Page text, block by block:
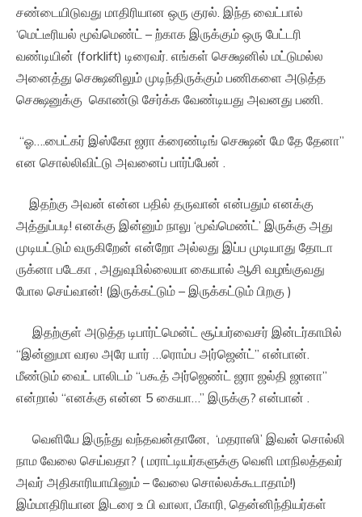
சண்டையிடுவது மாதிரியான ஒரு குரல். இந்த வைட்பால்
‘மெட்டீரியல் மூவ்மெண்ட் – ற்காக இருக்கும் ஒரு பேட்டரி
வண்டியின் (forklift) டிரைவர். எங்கள் செக்ஷனில் மட்டுமல்ல
அனைத்து செக்ஷனிலும் முடிந்திருக்கும் பணிகளை அடுத்த
செக்ஷனுக்கு கொண்டு சேர்க்க வேண்டியது அவனது பணி.
“ஓ….பைட்கர் இஸ்கோ ஜரா க்ரைண்டிங் செக்ஷன் மே தே தேனா”
என சொல்லிவிட்டு அவனைப் பார்ப்பேன் .
இதற்கு அவன் என்ன பதில் தருவான் என்பதும் எனக்கு
அத்துப்படி! எனக்கு இன்னும் நாலு ‘மூவ்மெண்ட்’ இருக்கு அது
முடியட்டும் வருகிறேன் என்றோ அல்லது இப்ப முடியாது தோடா
ருக்னா படேகா , அதுவுமில்லையா கையால் ஆசி வழங்குவது
போல செய்வான்! (இருக்கட்டும் – இருக்கட்டும் பிறகு )
இதற்குள் அடுத்த டிபார்ட்மென்ட் சூப்பர்வைசர் இன்டர்காமில்
“இன்னுமா வரல அரே யார் …ரொம்ப அர்ஜென்ட்” என்பான்.
மீண்டும் வைட் பாலிடம் “பகூத் அர்ஜெண்ட் ஜரா ஜல்தி ஜானா”
என்றால் “எனக்கு என்ன 5 கையா…” இருக்கு? என்பான் .
வெளியே இருந்து வந்தவன்தானே, ‘மதராஸி’ இவன் சொல்லி
நாம வேலை செய்வதா? ( மராட்டியர்களுக்கு வெளி மாநிலத்தவர்
அவர் அதிகாரியாயினும் – வேலை சொல்லக்கூடாதாம்!)
இம்மாதிரியான இடரை உ பி வாலா, பீகாரி, தென்னிந்தியர்கள்